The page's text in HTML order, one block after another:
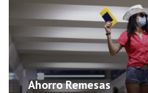
Ahorro Remesas